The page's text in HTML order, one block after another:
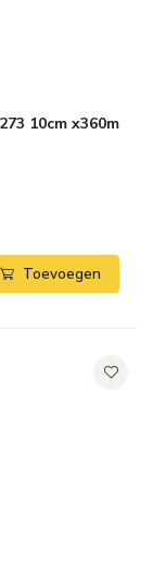
10cm x360m
Toevoegen